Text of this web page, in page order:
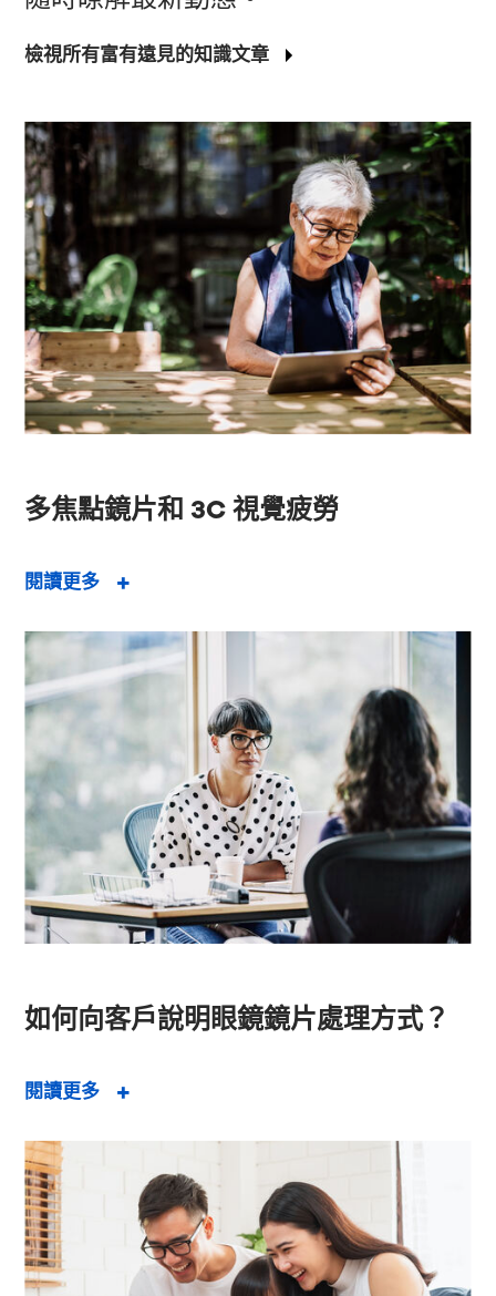
檢視所有富有遠見的知識文章
多焦點鏡片和 3C 視覺疲勞
閱讀更多
如何向客戶說明眼鏡鏡片處理方式？
閱讀更多